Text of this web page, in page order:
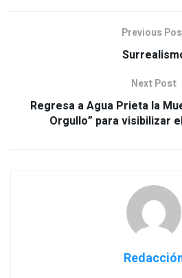
Previous
Next Post
Regresa a Agua Prieta la
Orgullo” para visibilizar